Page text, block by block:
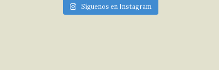
Síguenos en Instagram